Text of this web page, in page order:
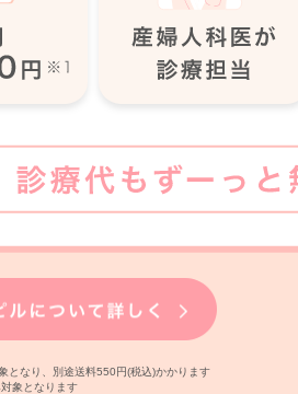
となり、別途送料550円(税込)かかります
象となります